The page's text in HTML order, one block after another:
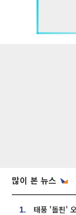
많이 본 뉴스
1.